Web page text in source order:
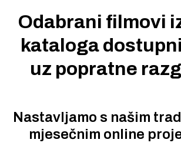
Odabrani filmovi
kataloga
uz popratne
Nastavljamo s našim
mjesečnim online